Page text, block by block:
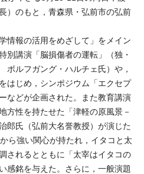
）のもと，青森県・弘前市の弘前
情報の活用をめざして」をメイン
別講演「脳損傷者の運転」（独・
ルフガング・ハルチェ氏）や，
はじめ，シンポジウム「エクセプ
などが企画された。また教育講演
方性を持たせた「津軽の原風景－
郎氏（弘前大名誉教授）が演じた
ら強い関心が持たれ，イタコと太
されるとともに「太宰はイタコの
感銘を与えた。さらに，一般演題